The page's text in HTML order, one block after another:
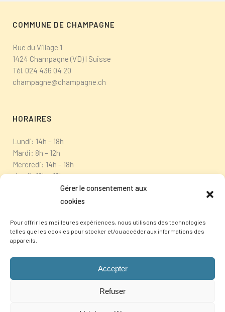
Gérer le consentement aux
cookies
Pour offrir les meilleures expériences, nous utilisons des technologies
telles que les cookies pour stocker et/ou accéder aux informations des
appareils.
Accepter
Refuser
COMMUNE DE CHAMPAGNE
Rue du Village 1
1424 Champagne (VD) | Suisse
Tél. 024 436 04 20
champagne@champagne.ch
HORAIRES
Lundi: 14h – 18h
Mardi: 8h – 12h
Mercredi: 14h – 18h
Jeudi: 10h – 12h
Vendredi: fermé